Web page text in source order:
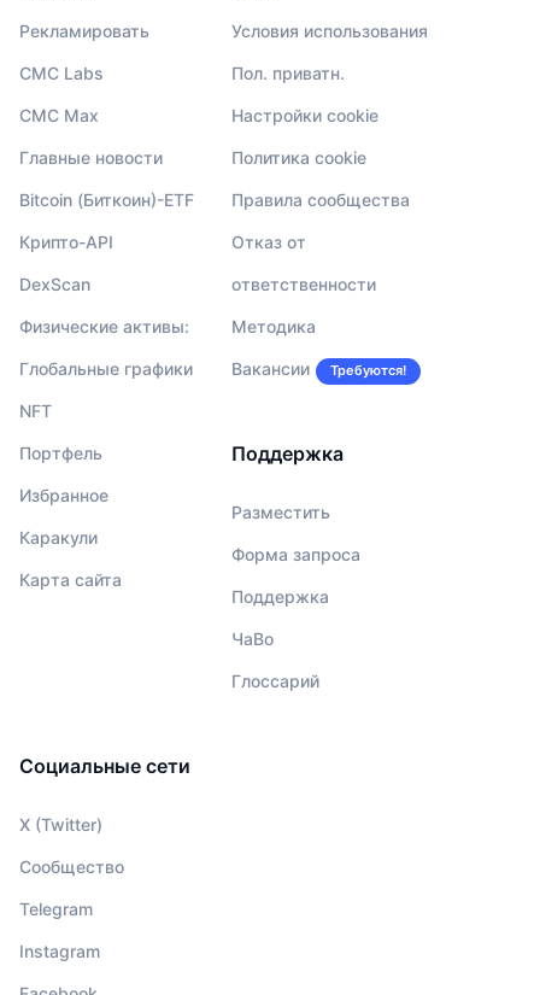
Рекламировать
CMC Labs
CMC Max
Главные новости
Bitcoin (Биткоин)-ETF
Крипто-API
DexScan
Физические активы:
Глобальные графики
NFT
Портфель
Избранное
Каракули
Карта сайта
Условия использования
Пол. приватн.
Настройки cookie
Политика cookie
Правила сообщества
Отказ от
ответственности
Методика
Вакансии Требуются!
Поддержка
Разместить
Форма запроса
Поддержка
ЧаВо
Глоссарий
Социальные сети
X (Twitter)
Сообщество
Telegram
Instagram